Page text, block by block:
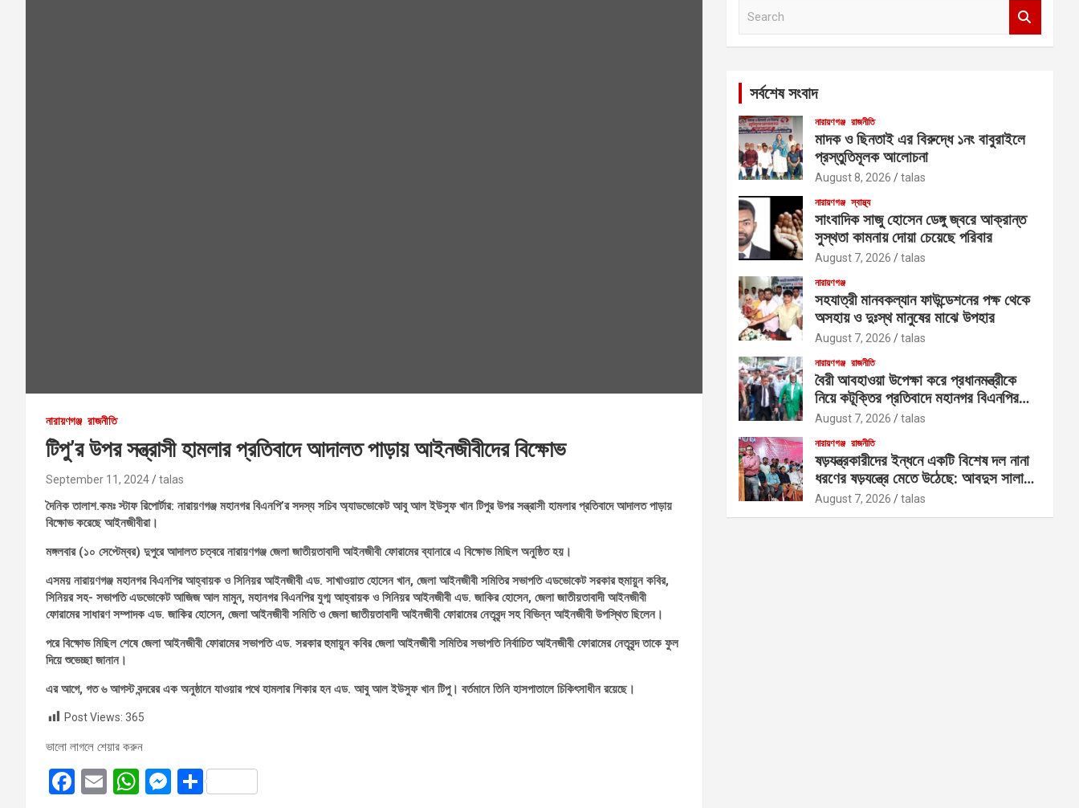
নারায়ণগঞ্জ রাজনীতি
টিপু’র উপর সন্ত্রাসী হামলার প্রতিবাদে আদালত পাড়ায় আইনজীবীদের বিক্ষোভ
September 11, 2024 talas
দৈনিক তালাশ.কমঃ স্টাফ রিপোর্টার: নারায়ণগঞ্জ মহানগর বিএনপি’র সদস্য সচিব অ্যাডভোকেট আবু আল ইউসুফ খান টিপুর উপর সন্ত্রাসী হামলার প্রতিবাদে আদালত পাড়ায়
বিক্ষোভ করেছে আইনজীবীরা।
মঙ্গলবার (১০ সেপ্টেম্বর) দুপুরে আদালত চত্বরে নারায়ণগঞ্জ জেলা জাতীয়তাবাদী আইনজীবী ফোরামের ব্যানারে এ বিক্ষোভ মিছিল অনুষ্ঠিত হয়।
এসময় নারায়ণগঞ্জ মহানগর বিএনপির আহ্বায়ক ও সিনিয়র আইনজীবী এড. সাখাওয়াত হোসেন খান, জেলা আইনজীবী সমিতির সভাপতি এডভোকেট সরকার হুমায়ুন কবির,
সিনিয়র সহ- সভাপতি এডভোকেট আজিজ আল মামুন, মহানগর বিএনপির যুগ্ম আহ্বায়ক ও সিনিয়র আইনজীবী এড. জাকির হোসেন, জেলা জাতীয়তাবাদী আইনজীবী
ফোরামের সাধারণ সম্পাদক এড. জাকির হোসেন, জেলা আইনজীবী সমিতি ও জেলা জাতীয়তাবাদী আইনজীবী ফোরামের নেতৃবৃন্দ সহ বিভিন্ন আইনজীবী উপস্থিত ছিলেন।
পরে বিক্ষোভ মিছিল শেষে জেলা আইনজীবী ফোরামের সভাপতি এড. সরকার হুমায়ুন কবির জেলা আইনজীবী সমিতির সভাপতি নির্বাচিত আইনজীবী ফোরামের নেতৃবৃন্দ তাকে ফুল
দিয়ে শুভেচ্ছা জানান।
এর আগে, গত ৬ আগস্ট বন্দরের এক অনুষ্ঠানে যাওয়ার পথে হামলার শিকার হন এড. আবু আল ইউসুফ খান টিপু। বর্তমানে তিনি হাসপাতালে চিকিৎসাধীন রয়েছে।
Post Views: 365
ভালো লাগলে শেয়ার করুন
F
E
W M S
সর্বশেষ সংবাদ
নারায়ণগঞ্জ রাজনীতি
মাদক ও ছিনতাই এর বিরুদ্ধে ১নং বাবুরাইলে
প্রস্তুতিমূলক আলোচনা
August 8, 2026 talas
নারায়ণগঞ্জ স্বাস্থ্য
সাংবাদিক সাজু হোসেন ডেঙ্গু জ্বরে আক্রান্ত
সুস্থতা কামনায় দোয়া চেয়েছে পরিবার
August 7, 2026 talas
নারায়ণগঞ্জ
সহযাত্রী মানবকল্যান ফাউন্ডেশনের পক্ষ থেকে
অসহায় ও দুঃস্থ মানুষের মাঝে উপহার
August 7, 2026 talas
নারায়ণগঞ্জ রাজনীতি
বৈরী আবহাওয়া উপেক্ষা করে প্রধানমন্ত্রীকে
নিয়ে কটূক্তির প্রতিবাদে মহানগর বিএনপির
বিক্ষোভ
August 7, 2026 talas
নারায়ণগঞ্জ রাজনীতি
ষড়যন্ত্রকারীদের ইন্ধনে একটি বিশেষ দল নানা
ধরণের ষড়যন্ত্রে মেতে উঠেছে: আবদুস সালাম
আজাদ
August 7, 2026 talas